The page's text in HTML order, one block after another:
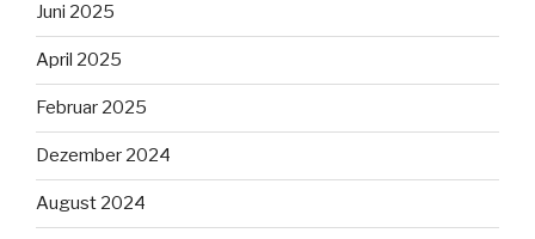
Juni 2025
April 2025
Februar 2025
Dezember 2024
August 2024